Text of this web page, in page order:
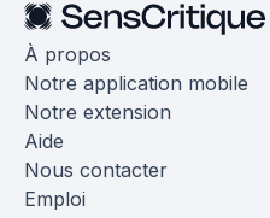
À propos
Notre application mobile
Notre extension
Aide
Nous contacter
Emploi